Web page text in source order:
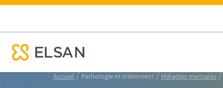
Nx:Aller
Anxiété estivale : peut-on être déprimé l'été ?
menu mobile
Accueil/ Pathologie et traitement/Maladies mentales/